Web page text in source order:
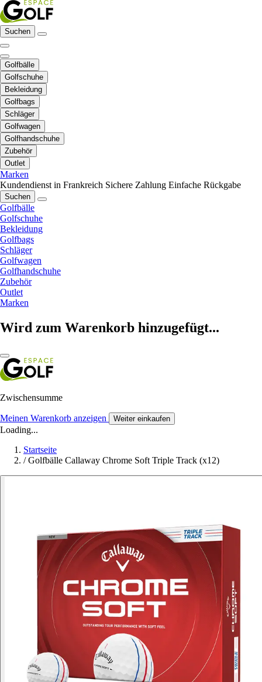
Suchen
Golfbälle
Golfschuhe
Bekleidung
Golfbags
Schläger
Golfwagen
Golfhandschuhe
Zubehör
Outlet
Marken
Kundendienst in Frankreich Sichere Zahlung Einfache Rückgabe
Suchen
Golfbälle
Golfschuhe
Bekleidung
Golfbags
Schläger
Golfwagen
Golfhandschuhe
Zubehör
Outlet
Marken
Wird zum Warenkorb hinzugefügt...
Zwischensumme
Meinen Warenkorb anzeigen Weiter einkaufen
Loading...
Startseite
/ Golfbälle Callaway Chrome Soft Triple Track (x12)